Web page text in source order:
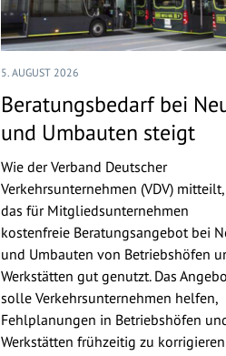
5. AUGUST 2026
Beratungsbedarf bei
und Umbauten steigt
Wie der Verband Deutscher
Verkehrsunternehmen (VDV)
das für Mitgliedsunternehmen
kostenfreie Beratungsangebot bei
und Umbauten von Betriebshöfen
Werkstätten gut genutzt. Das
solle Verkehrsunternehmen helfen,
Fehlplanungen in Betriebshöfen
Werkstätten frühzeitig zu